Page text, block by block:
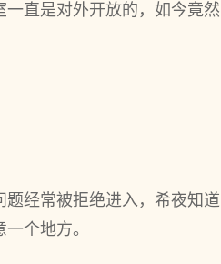
直是对外开放的，如今竟然
经常被拒绝进入，希夜知道
个地方。